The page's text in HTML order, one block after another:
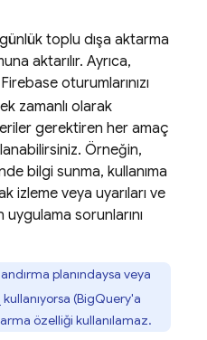
toplu dışa aktarma
aktarılır. Ayrıca,
oturumlarınızı
zamanlı olarak
gerektiren her amaç
Örneğin,
bilgi sunma, kullanıma
izleme veya uyarıları ve
uygulama sorunlarını
planındaysa veya
kullanıyorsa (BigQuery'a
özelliği kullanılamaz.